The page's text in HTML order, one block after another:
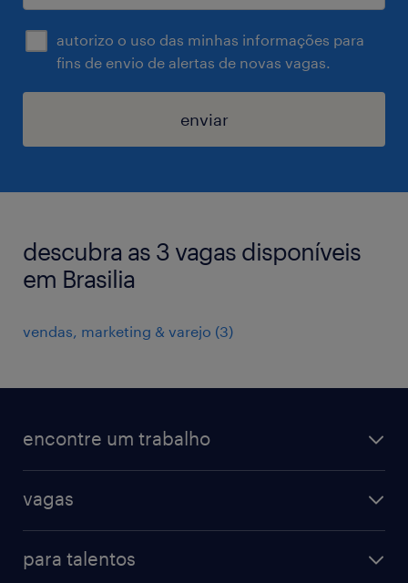
autorizo o uso das minhas informações para
fins de envio de alertas de novas vagas.
enviar
descubra as 3 vagas disponíveis
em Brasilia
vendas, marketing & varejo (3)
encontre um trabalho
vagas na randstad
vagas
engenharias & suprimentos
para talentos